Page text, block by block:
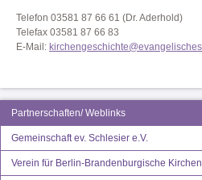
Telefon 03581 87 66 61 (Dr. Aderhold)
Telefax 03581 87 66 83
E-Mail:
Partnerschaften/ Weblinks
Gemeinschaft ev. Schlesier e.V.
Verein für Berlin-Brandenburgische